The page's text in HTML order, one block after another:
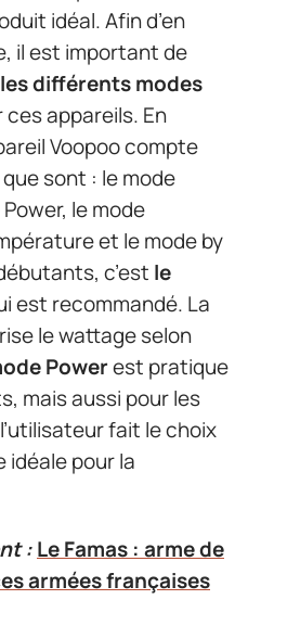
idéal. Afin d’en
il est important de
différents modes
appareils. En
Voopoo compte
que sont : le mode
le mode
et le mode by
c’est le
est recommandé. La
le wattage selon
Powerest pratique
mais aussi pour les
fait le choix
idéale pour la
:Le Famas : arme de
armées françaises